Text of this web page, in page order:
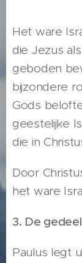
Het ware
die Jezus
geboden
bijzondere
Gods
geestelijke
die in
Door
het ware
3. De
Paulus legt